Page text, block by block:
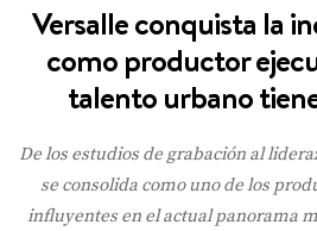
Versalle conquista la
como productor
talento urbano
De los estudios de grabación al
se consolida como uno de los
influyentes en el actual panorama